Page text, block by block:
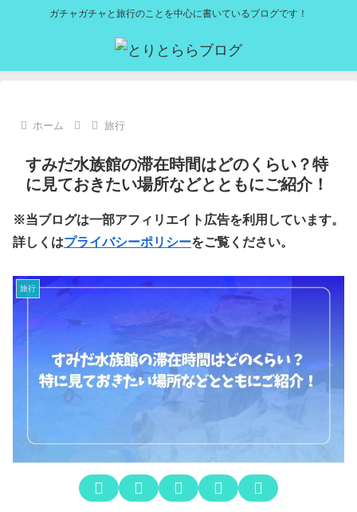
ガチャガチャと旅行のことを中心に書いているブログです！
ホーム 旅行
すみだ水族館の滞在時間はどのくらい？特
に見ておきたい場所などとともにご紹介！
※当ブログは一部アフィリエイト広告を利用しています。
詳しくはプライバシーポリシーをご覧ください。
旅行